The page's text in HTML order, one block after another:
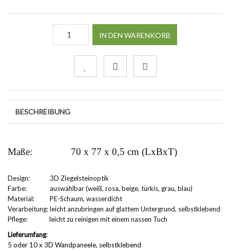
IN DEN WARENKORB
BESCHREIBUNG
Maße: 70 x 77 x 0,5 cm (LxBxT)
Design:
3D Ziegelsteinoptik
Farbe:
auswählbar (weiß, rosa, beige, türkis, grau, blau)
Material:
PE-Schaum, wasserdicht
Verarbeitung: leicht anzubringen auf glattem Untergrund, selbstklebend
Pflege:
leicht zu reinigen mit einem nassen Tuch
Lieferumfang:
5 oder 10 x 3D Wandpaneele, selbstklebend